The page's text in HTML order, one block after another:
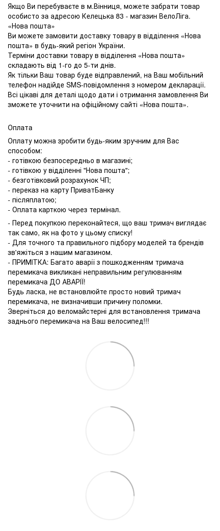
Якщо Ви перебуваєте в м.Вінниця, можете забрати товар
особисто за адресою Келецька 83 - магазин ВелоЛіга.
«Нова пошта»
Ви можете замовити доставку товару в відділення «Нова
пошта» в будь-який регіон України.
Терміни доставки товару в відділення «Нова пошта»
складають від 1-го до 5-ти днів.
Як тільки Ваш товар буде відправлений, на Ваш мобільний
телефон надійде SMS-повідомлення з номером декларації.
Всі цікаві для деталі щодо дати і отримання замовлення Ви
зможете уточнити на офіційному сайті «Нова пошта».
Оплата
Оплату можна зробити будь-яким зручним для Вас
способом:
- готівкою безпосередньо в магазині;
- готівкою у відділенні "Нова пошта";
- безготівковий розрахунок ЧП;
- переказ на карту ПриватБанку
- післяплатою;
- Оплата карткою через термінал.
- Перед покупкою переконайтеся, що ваш тримач виглядає
так само, як на фото у цьому списку!
- Для точного та правильного підбору моделей та брендів
зв'яжіться з нашим магазином.
- ПРИМІТКА: Багато аварії з пошкодженням тримача
перемикача викликані неправильним регулюванням
перемикача ДО АВАРІЇ!
Будь ласка, не встановлюйте просто новий тримач
перемикача, не визначивши причину поломки.
Зверніться до веломайстерні для встановлення тримача
заднього перемикача на Ваш велосипед!!!